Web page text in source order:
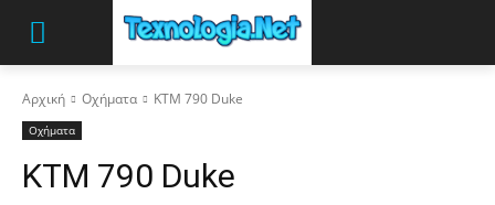
Αρχική Οχήματα KTM 790 Duke
Οχήματα
KTM 790 Duke